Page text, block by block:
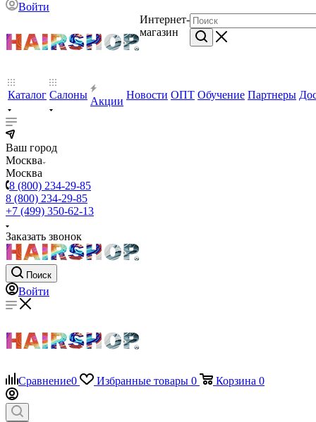
Войти
Интернет-
магазин
Каталог Салоны
Акции
Новости ОПТ Обучение Партнеры
Ваш город
Москва
Москва
8 (800) 234-29-85
8 (800) 234-29-85
+7 (499) 350-62-13
Заказать звонок
Поиск
Войти
Сравнение0 Избранные товары 0 Корзина 0